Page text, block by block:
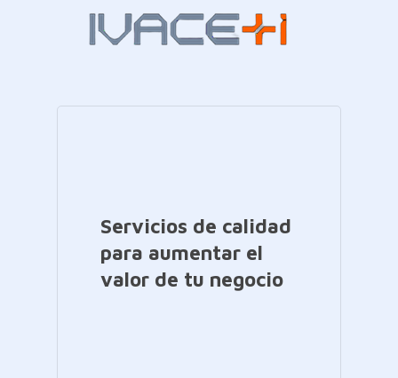
Servicios de calidad
para aumentar el
valor de tu negocio